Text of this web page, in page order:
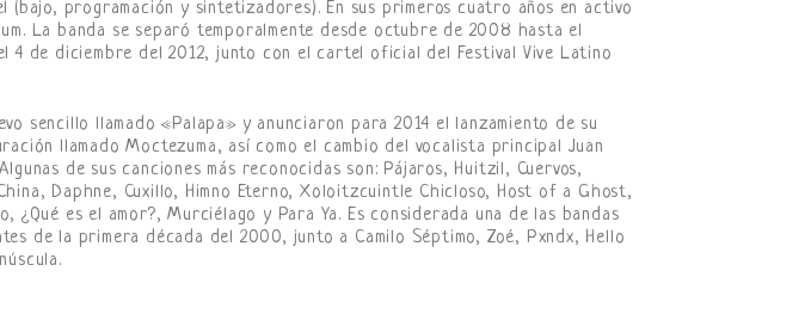
(bajo, programación y sintetizadores). En sus primeros cuatro años en activo
La banda se separó temporalmente desde octubre de 2008 hasta el
4 de diciembre del 2012, junto con el cartel oficial del Festival Vive Latino
sencillo llamado «Palapa» y anunciaron para 2014 el lanzamiento de su
llamado Moctezuma, así como el cambio del vocalista principal Juan
de sus canciones más reconocidas son: Pájaros, Huitzil, Cuervos,
Daphne, Cuxillo, Himno Eterno, Xoloitzcuintle Chicloso, Host of a Ghost,
¿Qué es el amor?, Murciélago y Para Ya. Es considerada una de las bandas
de la primera década del 2000, junto a Camilo Séptimo, Zoé, Pxndx, Hello